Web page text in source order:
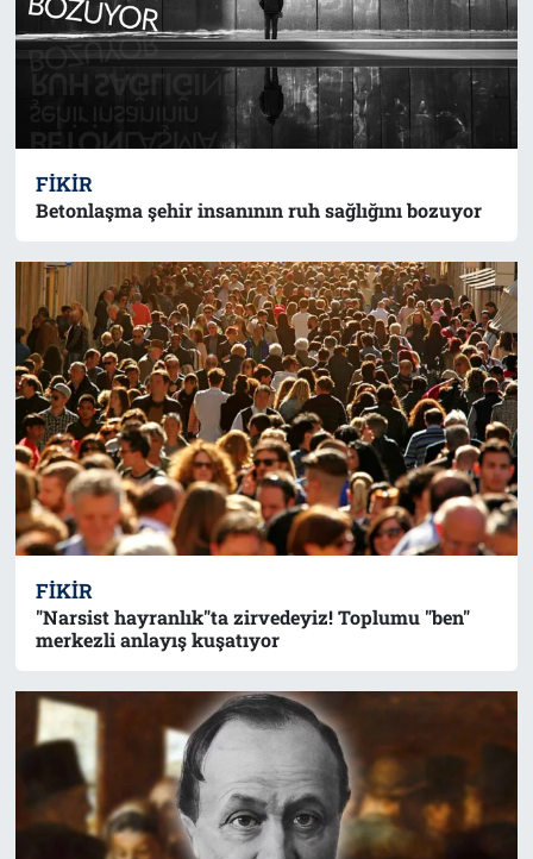
FIKIR
Betonlaşma şehir insanının ruh sağlığını bozuyor
FIKIR
"Narsist hayranlık"ta zirvedeyiz! Toplumu "ben"
merkezli anlayış kuşatıyor